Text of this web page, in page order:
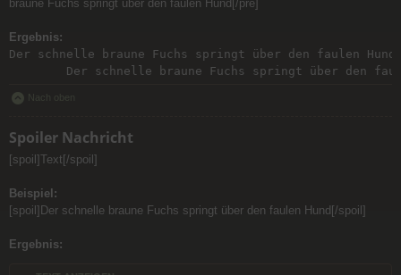
braune Fuchs springt über den faulen Hund[/pre]
Ergebnis:
Der schnelle braune Fuchs springt über den faulen Hund
Der schnelle braune Fuchs springt über den
Nach oben
Spoiler Nachricht
[spoil]Text[/spoil]
Beispiel:
[spoil]Der schnelle braune Fuchs springt über den faulen Hund[/spoil]
Ergebnis: